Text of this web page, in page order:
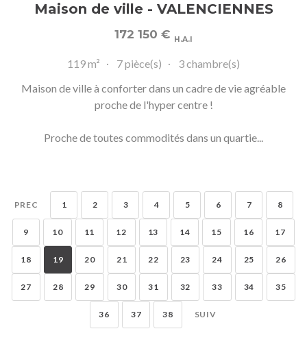
Maison de ville - VALENCIENNES
172 150 € H.A.I
119 m² 7 pièce(s)
3 chambre(s)
Maison de ville à conforter dans un cadre de vie agréable
proche de l'hyper centre !
Proche de toutes commodités dans un quartie...
PREC 1 2 3 4 5 6 7 8
9 10 11 12 13 14 15 16 17
18 19 20 21 22 23 24 25 26
27 28 29 30 31 32 33 34 35
36 37 38 SUIV